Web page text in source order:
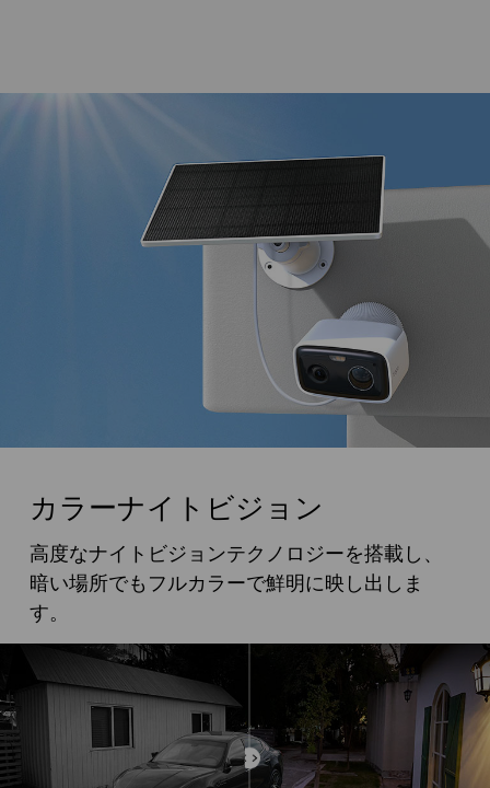
カラーナイトビジョン
高度なナイトビジョンテクノロジーを搭載し、
暗い場所でもフルカラーで鮮明に映し出しま
す。